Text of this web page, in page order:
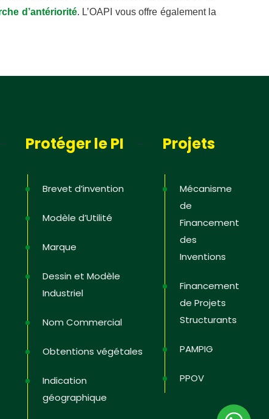
d’antériorité. L’OAPI vous offre également la
Protéger le PI
Brevet d’invention
Modèle d’Utilité
Marque
Dessin et Modèle
Industriel
Nom Commercial
Obtentions végétales
Indication
géographique
Projets
Mécanisme
de
Financement
des
Inventions
Financement
de Projets
Structurants
PAMPIG
PPOV